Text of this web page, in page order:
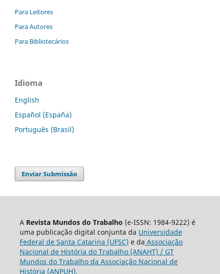
Para Leitores
Para Autores
Para Bibliotecários
Idioma
English
Español (España)
Português (Brasil)
Enviar Submissão
A Revista Mundos do Trabalho (e-ISSN: 1984-9222) é
uma publicação digital conjunta da Universidade
Federal de Santa Catarina (UFSC) e da Associação
Nacional de História do Trabalho (ANAHT) / GT
Mundos do Trabalho da Associação Nacional de
História (ANPUH).